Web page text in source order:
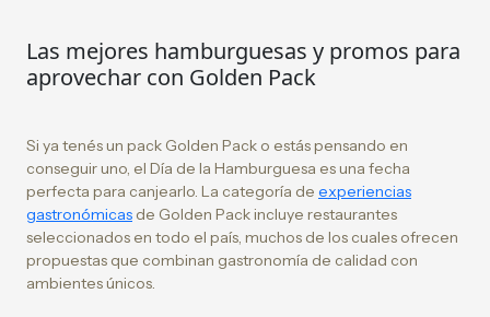
Las mejores hamburguesas y promos para
aprovechar con Golden Pack
Si ya tenés un pack Golden Pack o estás pensando en
conseguir uno, el Día de la Hamburguesa es una fecha
perfecta para canjearlo. La categoría de experiencias
gastronómicas de Golden Pack incluye restaurantes
seleccionados en todo el país, muchos de los cuales ofrecen
propuestas que combinan gastronomía de calidad con
ambientes únicos.